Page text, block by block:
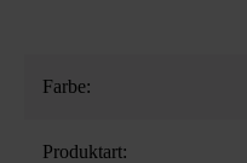
Farbe:
Produktart: